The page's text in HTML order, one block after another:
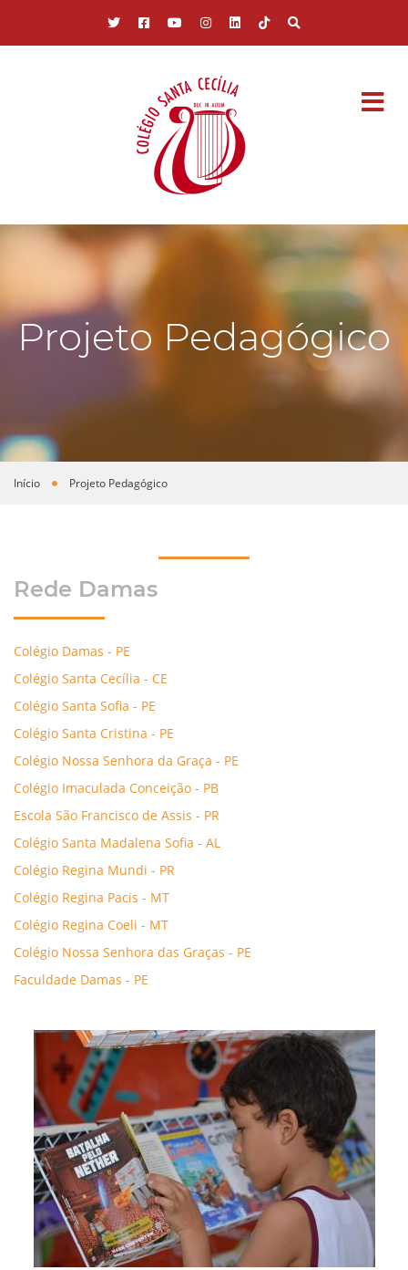
Projeto Pedagógico
Você está aqui
Início Projeto Pedagógico
Rede Damas
Colégio Damas - PE
Colégio Santa Cecília - CE
Colégio Santa Sofia - PE
Colégio Santa Cristina - PE
Colégio Nossa Senhora da Graça - PE
Colégio Imaculada Conceição - PB
Escola São Francisco de Assis - PR
Colégio Santa Madalena Sofia - AL
Colégio Regina Mundi - PR
Colégio Regina Pacis - MT
Colégio Regina Coeli - MT
Colégio Nossa Senhora das Graças - PE
Faculdade Damas - PE